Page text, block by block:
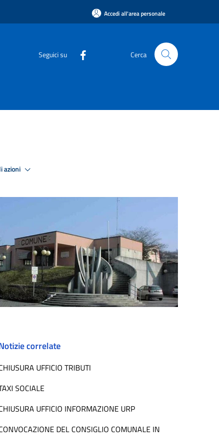
Accedi all'area personale
Seguici su Cerca
azioni
correlate
UFFICIO TRIBUTI
SOCIALE
UFFICIO INFORMAZIONE URP
DEL CONSIGLIO COMUNALE IN